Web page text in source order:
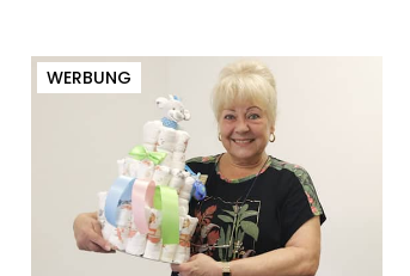
WERBUNG